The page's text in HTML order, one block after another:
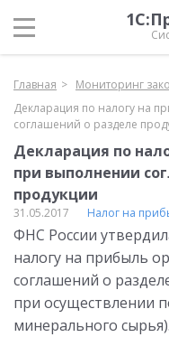
Главная Мониторинг
Декларация по налогу на
соглашений о разделе
Декларация по
при выполнении
продукции
31.05.2017 Налог на
ФНС России
налогу на прибыль
соглашений о
при осуществлении
минерального сырья).